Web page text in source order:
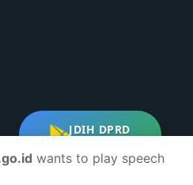
JDIH DPRD
wants to play speech